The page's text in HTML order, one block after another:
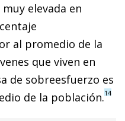
elevada en
al promedio de la
que viven en
de sobreesfuerzo es
de la población.14